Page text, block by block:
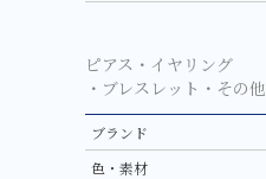
ピアス・イヤリング
・ブレスレット・その他
ブランド
色・素材